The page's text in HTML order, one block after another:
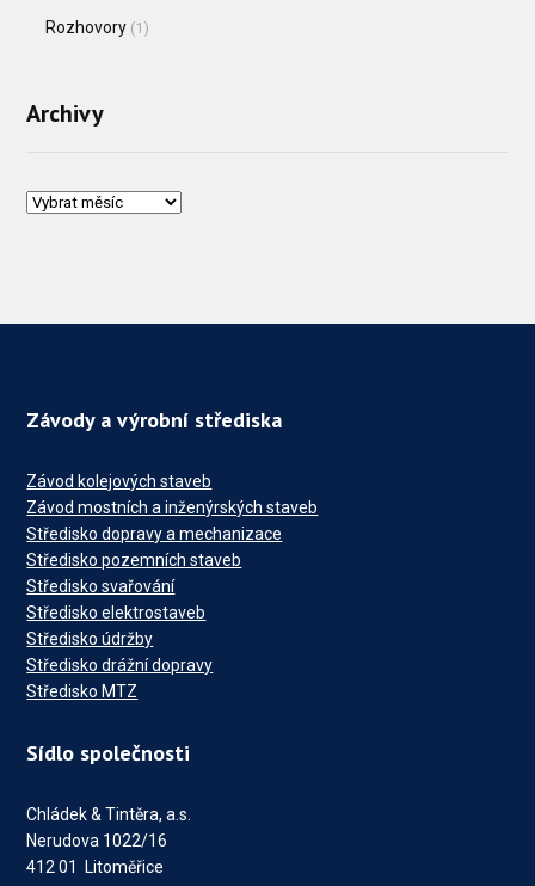
Rozhovory (1)
Archivy
Závody a výrobní střediska
Závod kolejových staveb
Závod mostních a inženýrských staveb
Středisko dopravy a mechanizace
Středisko pozemních staveb
Středisko svařování
Středisko elektrostaveb
Středisko údržby
Středisko drážní dopravy
Středisko MTZ
Sídlo společnosti
Chládek & Tintěra, a.s.
Nerudova 1022/16
412 01 Litoměřice